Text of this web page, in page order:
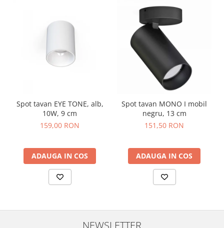
Spot tavan EYE TONE, alb,
10W, 9 cm
159,00 RON
ADAUGA IN COS
Spot tavan MONO I mobil
negru, 13 cm
151,50 RON
ADAUGA IN COS
NEWSLETTER